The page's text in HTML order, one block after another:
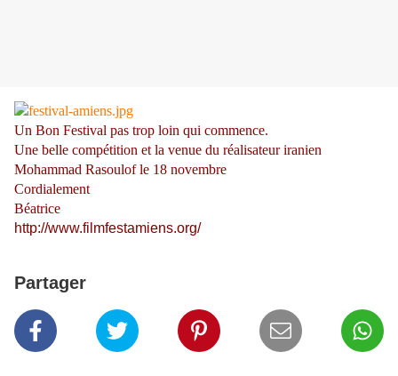
Un Bon Festival pas trop loin qui commence.
Une belle compétition et la venue du réalisateur iranien
Mohammad Rasoulof le 18 novembre
Cordialement
Béatrice
http://www.filmfestamiens.org/
Partager